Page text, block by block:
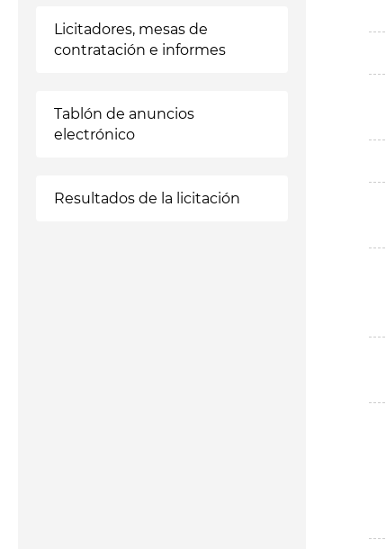
Licitadores, mesas de
contratación e informes
Tablón de anuncios
electrónico
Resultados de la licitación